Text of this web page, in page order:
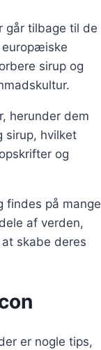
går tilbage til de
europæiske
sirup og
herunder dem
sirup, hvilket
og
findes på mange
af verden,
skabe deres
er nogle tips,